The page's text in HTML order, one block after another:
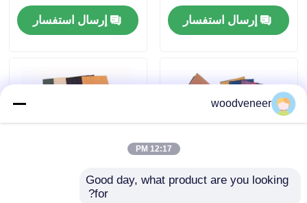
اتصل بنا
قشرة الخشب الطبيعي
إرسال استفسار إرسال استفسار
اللون Rotary Cut
woodveneer
12:17 PM
Good day, what product are you looking
for?